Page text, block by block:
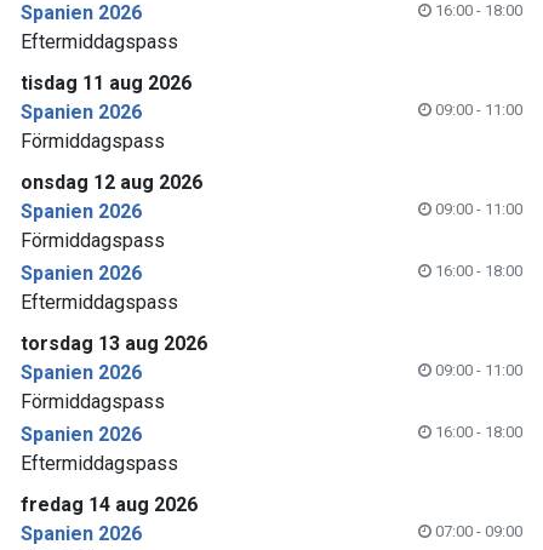
Spanien 2026
16:00 - 18:00
Eftermiddagspass
tisdag 11 aug 2026
Spanien 2026
09:00 - 11:00
Förmiddagspass
onsdag 12 aug 2026
Spanien 2026
09:00 - 11:00
Förmiddagspass
Spanien 2026
16:00 - 18:00
Eftermiddagspass
torsdag 13 aug 2026
Spanien 2026
09:00 - 11:00
Förmiddagspass
Spanien 2026
16:00 - 18:00
Eftermiddagspass
fredag 14 aug 2026
Spanien 2026
07:00 - 09:00